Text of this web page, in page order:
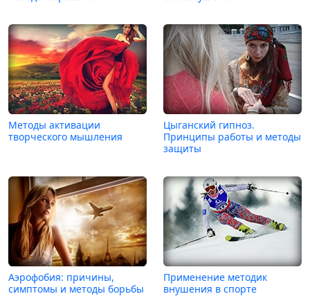
Методы активации
творческого мышления
Цыганский гипноз.
Принципы работы и методы
защиты
Аэрофобия: причины,
симптомы и методы борьбы
Применение методик
внушения в спорте